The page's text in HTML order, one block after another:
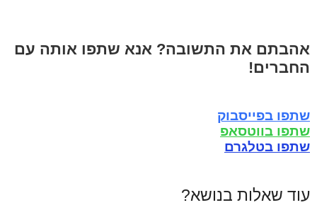
אהבתם את התשובה? אנא שתפו אותה עם
החברים!
שתפו בפייסבוק
שתפו בווטסאפ
שתפו בטלגרם
עוד שאלות בנושא?